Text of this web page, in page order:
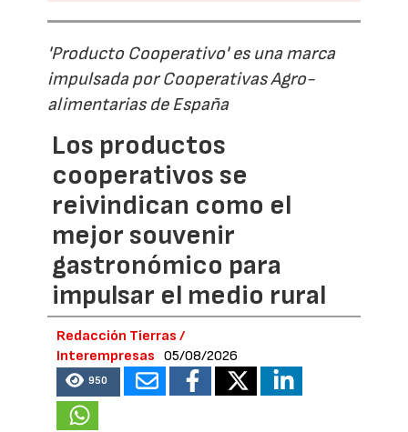
'Producto Cooperativo' es una marca
impulsada por Cooperativas Agro-
alimentarias de España
Los productos
cooperativos se
reivindican como el
mejor souvenir
gastronómico para
impulsar el medio rural
Redacción Tierras /
Interempresas
05/08/2026
950